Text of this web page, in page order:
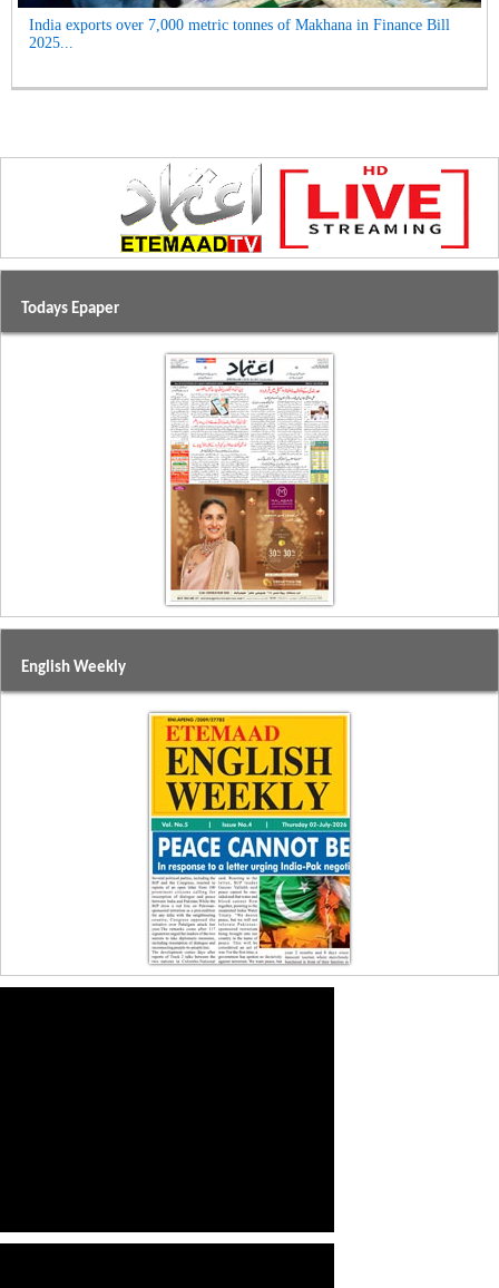
India exports over 7,000 metric tonnes of Makhana in Finance Bill
2025...
Todays Epaper
English Weekly